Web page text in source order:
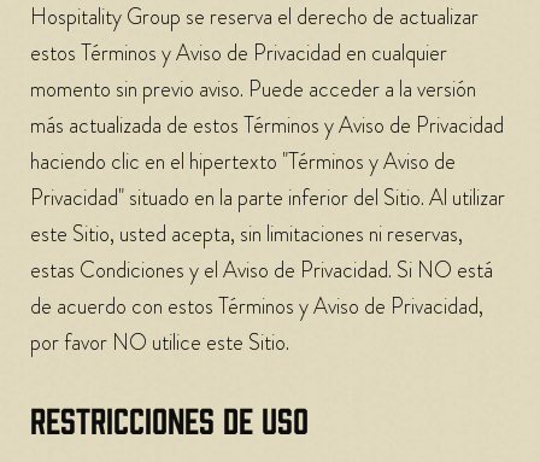
Hospitality Group se reserva el derecho de actualizar
estos Términos y Aviso de Privacidad en cualquier
momento sin previo aviso. Puede acceder a la versión
más actualizada de estos Términos y Aviso de Privacidad
haciendo clic en el hipertexto "Términos y Aviso de
Privacidad" situado en la parte inferior del Sitio. Al utilizar
este Sitio, usted acepta, sin limitaciones ni reservas,
estas Condiciones y el Aviso de Privacidad. Si NO está
de acuerdo con estos Términos y Aviso de Privacidad,
por favor NO utilice este Sitio.
RESTRICCIONES DE USO